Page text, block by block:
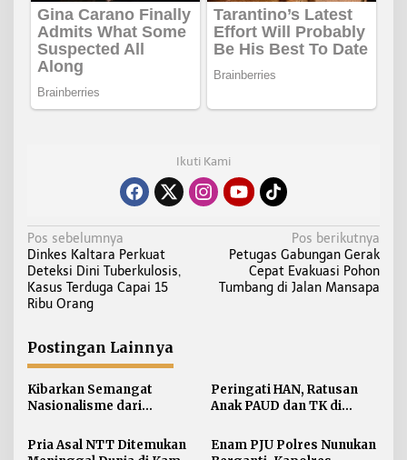
Ikuti Kami
N
a
v
i
a
s
i
p
o
Pos sebelumnya
Dinkes Kaltara Perkuat
Deteksi Dini Tuberkulosis,
Kasus Terduga Capai 15
Ribu Orang
Pos berikutnya
Petugas Gabungan Gerak
Cepat Evakuasi Pohon
Tumbang di Jalan Mansapa
Postingan Lainnya
Kibarkan Semangat
Nasionalisme dari
Merah Putih 81 Meter
Dibentangkan di Sebatik
Peringati HAN, Ratusan
Anak PAUD dan TK di
Lomba Menggambar dan
Mewarnai
Pria Asal NTT Ditemukan
Enam PJU Polres Nunukan